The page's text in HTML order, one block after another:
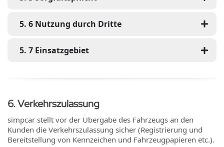
5. 6 Nutzung durch Dritte
5. 7 Einsatzgebiet
6.Verkehrszulassung
simpcar stellt vor der Übergabe des Fahrzeugs an den
Kunden die Verkehrszulassung sicher (Registrierung und
Bereitstellung von Kennzeichen und Fahrzeugpapieren etc.).